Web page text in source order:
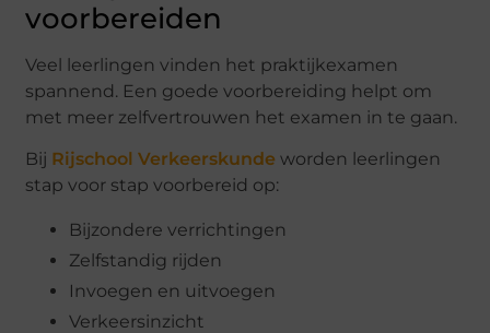
voorbereiden
Veel leerlingen vinden het praktijkexamen
spannend. Een goede voorbereiding helpt om
met meer zelfvertrouwen het examen in te gaan.
Bij Rijschool Verkeerskunde worden leerlingen
stap voor stap voorbereid op:
Bijzondere verrichtingen
Zelfstandig rijden
Invoegen en uitvoegen
Verkeersinzicht